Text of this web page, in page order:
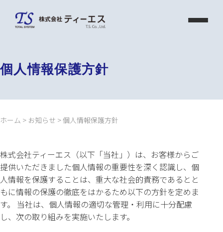
content
個人情報保護方針
ホーム > お知らせ >個人情報保護方針
株式会社ティーエス（以下「当社」）は、お客様からご
提供いただきました個人情報の重要性を深く認識し、個
人情報を保護することは、重大な社会的責務であるとと
もに情報の保護の徹底をはかるため以下の方針を定めま
す。 当社は、個人情報の適切な管理・利用に十分配慮
し、次の取り組みを実施いたします。